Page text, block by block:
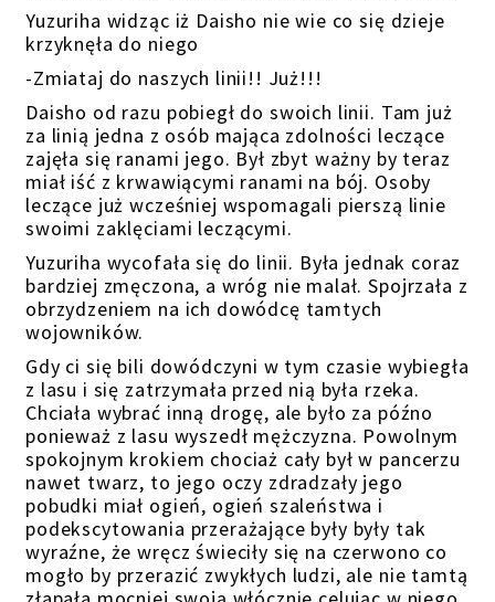
Yuzuriha widząc iż Daisho nie wie co się dzieje
krzyknęła do niego
-Zmiataj do naszych linii!! Już!!!
Daisho od razu pobiegł do swoich linii. Tam już
za linią jedna z osób mająca zdolności leczące
zajęła się ranami jego. Był zbyt ważny by teraz
miał iść z krwawiącymi ranami na bój. Osoby
leczące już wcześniej wspomagali pierszą linie
swoimi zaklęciami leczącymi.
Yuzuriha wycofała się do linii. Była jednak coraz
bardziej zmęczona, a wróg nie malał. Spojrzała z
obrzydzeniem na ich dowódcę tamtych
wojowników.
Gdy ci się bili dowódczyni w tym czasie wybiegła
z lasu i się zatrzymała przed nią była rzeka.
Chciała wybrać inną drogę, ale było za późno
ponieważ z lasu wyszedł mężczyzna. Powolnym
spokojnym krokiem chociaż cały był w pancerzu
nawet twarz, to jego oczy zdradzały jego
pobudki miał ogień, ogień szaleństwa i
podekscytowania przerażające były były tak
wyraźne, że wręcz świeciły się na czerwono co
mogło by przerazić zwykłych ludzi, ale nie tamtą